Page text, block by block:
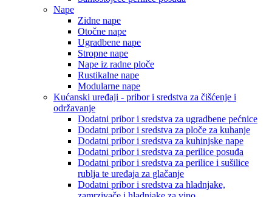
Nape
Zidne nape
Otočne nape
Ugradbene nape
Stropne nape
Nape iz radne ploče
Rustikalne nape
Modularne nape
Kućanski uređaji - pribor i sredstva za čišćenje i
održavanje
Dodatni pribor i sredstva za ugradbene pećnice
Dodatni pribor i sredstva za ploče za kuhanje
Dodatni pribor i sredstva za kuhinjske nape
Dodatni pribor i sredstva za perilice posuđa
Dodatni pribor i sredstva za perilice i sušilice
rublja te uređaja za glačanje
Dodatni pribor i sredstva za hladnjake,